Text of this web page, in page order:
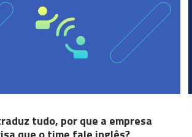
tudo, por que a empresa